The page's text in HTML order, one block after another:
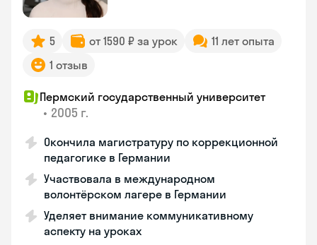
5 от 1590 ₽ за урок
11 лет опыта
1 отзыв
Пермский государственный университет
• 2005 г.
Окончила магистратуру по коррекционной
педагогике в Германии
Участвовала в международном
волонтёрском лагере в Германии
Уделяет внимание коммуникативному
аспекту на уроках